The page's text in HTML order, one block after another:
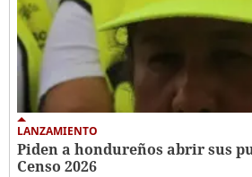
LANZAMIENTO
Piden a hondureños abrir sus
Censo 2026